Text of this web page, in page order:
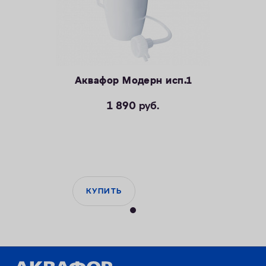
Аквафор Модерн исп.1
1 890 руб.
КУПИТЬ